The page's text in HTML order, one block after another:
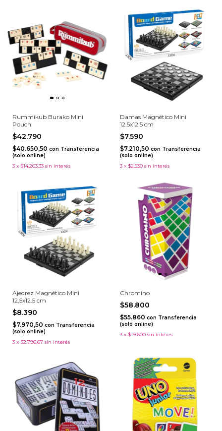
Rummikub Burako Mini
Pouch
$42.790
$40.650,50 con Transferencia
(solo online)
3 x $14.263,33 sin interés
Damas Magnético Mini
12,5x12.5 cm
$7.590
$7.210,50 con Transferencia
(solo online)
3 x $2.530 sin interés
Ajedrez Magnético Mini
12,5x12.5 cm
$8.390
$7.970,50 con Transferencia
(solo online)
3 x $2.796,67 sin interés
Chromino
$58.800
$55.860 con Transferencia
(solo online)
3 x $19.600 sin interés